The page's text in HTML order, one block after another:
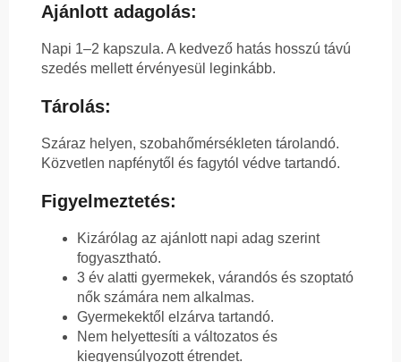
Ajánlott adagolás:
Napi 1–2 kapszula. A kedvező hatás hosszú távú
szedés mellett érvényesül leginkább.
Tárolás:
Száraz helyen, szobahőmérsékleten tárolandó.
Közvetlen napfénytől és fagytól védve tartandó.
Figyelmeztetés:
Kizárólag az ajánlott napi adag szerint
fogyasztható.
3 év alatti gyermekek, várandós és szoptató
nők számára nem alkalmas.
Gyermekektől elzárva tartandó.
Nem helyettesíti a változatos és
kiegyensúlyozott étrendet.